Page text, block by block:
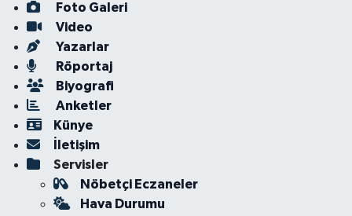
Foto Galeri
Video
Yazarlar
Röportaj
Biyografi
Anketler
Künye
İletişim
Servisler
Nöbetçi Eczaneler
Hava Durumu